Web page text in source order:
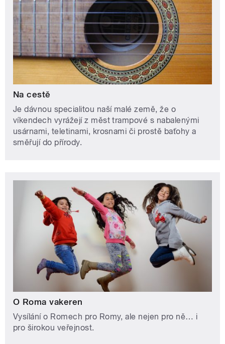
Na cestě
Je dávnou specialitou naší malé země, že o
víkendech vyrážejí z měst trampové s nabalenými
usárnami, teletinami, krosnami či prostě baťohy a
směřují do přírody.
O Roma vakeren
Vysílání o Romech pro Romy, ale nejen pro ně… i
pro širokou veřejnost.